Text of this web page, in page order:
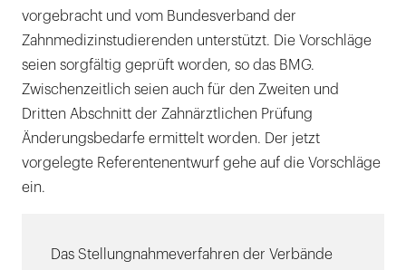
vorgebracht und vom Bundesverband der
Zahnmedizinstudierenden unterstützt. Die Vorschläge
seien sorgfältig geprüft worden, so das BMG.
Zwischenzeitlich seien auch für den Zweiten und
Dritten Abschnitt der Zahnärztlichen Prüfung
Änderungsbedarfe ermittelt worden. Der jetzt
vorgelegte Referentenentwurf gehe auf die Vorschläge
ein.
Das Stellungnahmeverfahren der Verbände